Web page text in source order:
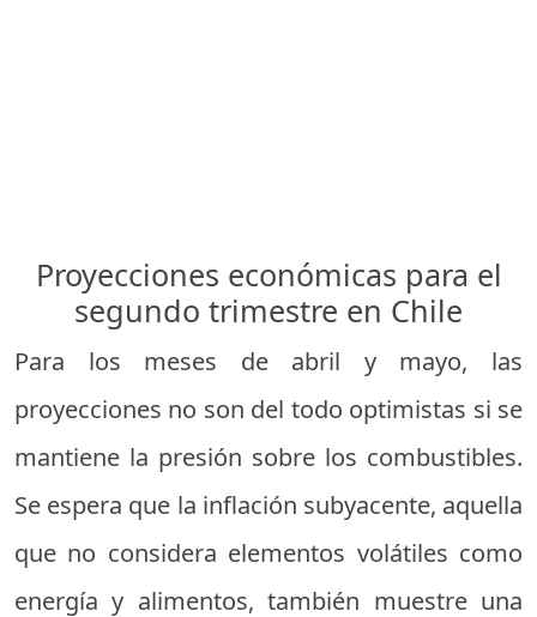
Proyecciones económicas para el
segundo trimestre en Chile
Para los meses de abril y mayo, las
proyecciones no son del todo optimistas si se
mantiene la presión sobre los combustibles.
Se espera que la inflación subyacente, aquella
que no considera elementos volátiles como
energía y alimentos, también muestre una